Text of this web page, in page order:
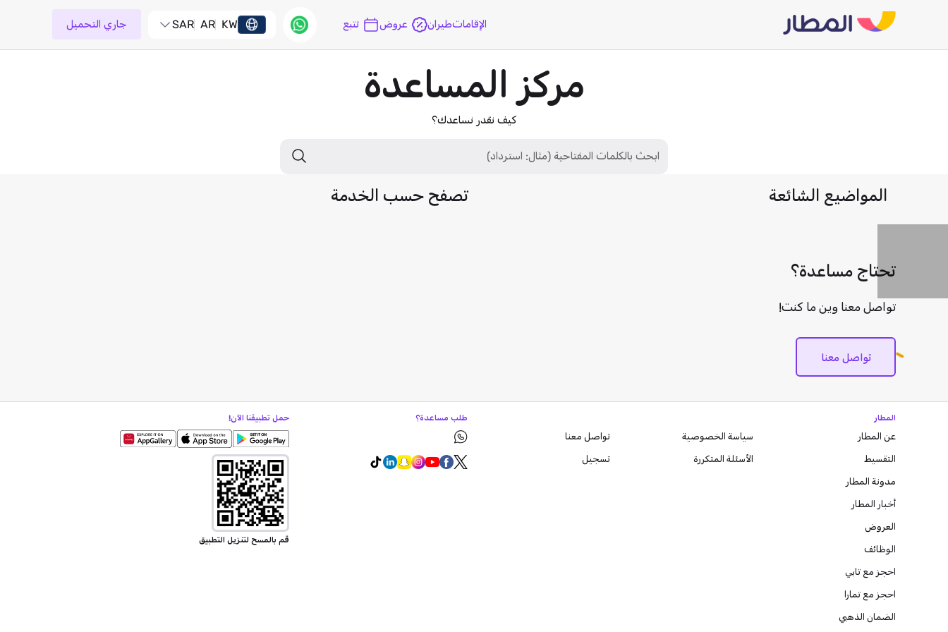
الإقاماتطيران عروض تتبع KW
AR
SAR جاري التحميل
مركز المساعدة
كيف نقدر نساعدك؟
المواضيع الشائعة تصفح حسب الخدمة
تحتاج مساعدة؟
تواصل معنا وين ما كنت!
تواصل معنا
المطار
عن المطار
التقسيط
مدونة المطار
أخبار المطار
العروض
الوظائف
احجز مع تابي
احجز مع تمارا
الضمان الذهبي
سياسة الخصوصية
الأسئلة المتكررة
تواصل معنا
تسجيل
طلب مساعدة؟ حمل تطبيقنا الآن!
قم بالمسح لتنزيل التطبيق